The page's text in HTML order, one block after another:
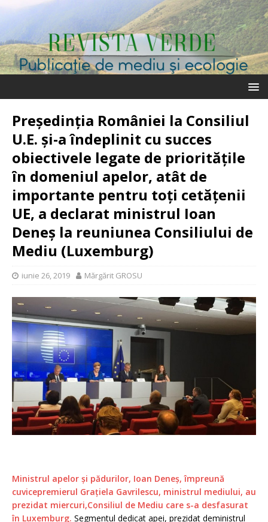
Președinția României la Consiliul
U.E. și-a îndeplinit cu succes
obiectivele legate de prioritățile
în domeniul apelor, atât de
importante pentru toți cetățenii
UE, a declarat ministrul Ioan
Deneș la reuniunea Consiliului de
Mediu (Luxemburg)
iunie 26, 2019 Mărgărit GROSU
Ministrul apelor și pădurilor, Ioan Deneș, împreună
cuvicepremierul Grațiela Gavrilescu, ministrul mediului, au
prezidat miercuri,Consiliul de Mediu care s-a desfasurat
în Luxemburg. Segmentul dedicat apei, prezidat deministrul